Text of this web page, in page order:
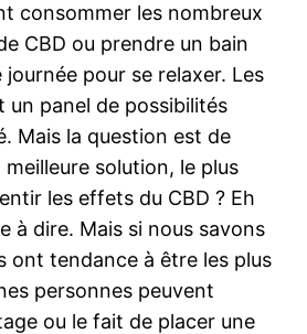
consommer les nombreux
CBD ou prendre un bain
journée pour se relaxer. Les
un panel de possibilités
Mais la question est de
solution, le plus
les effets du CBD ? Eh
à dire. Mais si nous savons
ont tendance à être les plus
personnes peuvent
ou le fait de placer une